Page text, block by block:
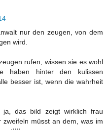
nur den zeugen, von dem
wird.
rufen, wissen sie es wohl
haben hinter den kulissen
besser ist, wenn die wahrheit
ja, das bild zeigt wirklich frau
müsst an dem, was im